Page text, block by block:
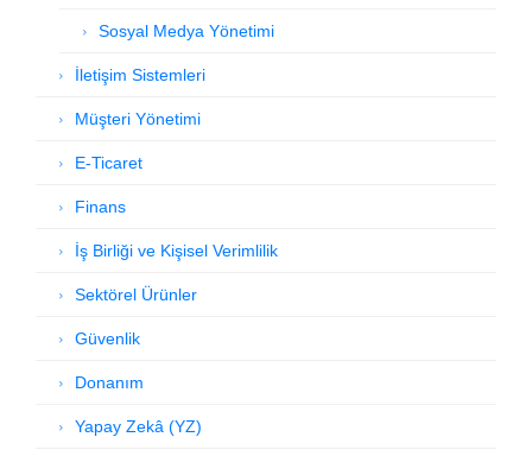
Sosyal Medya Yönetimi
İletişim Sistemleri
Müşteri Yönetimi
E-Ticaret
Finans
İş Birliği ve Kişisel Verimlilik
Sektörel Ürünler
Güvenlik
Donanım
Yapay Zekâ (YZ)